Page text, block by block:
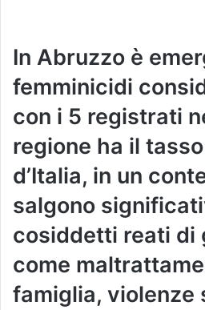
In Abruzzo è
femminicidi
con i 5 registrati
regione ha il
d’Italia, in un
salgono
cosiddetti reati di
come
famiglia, violenze